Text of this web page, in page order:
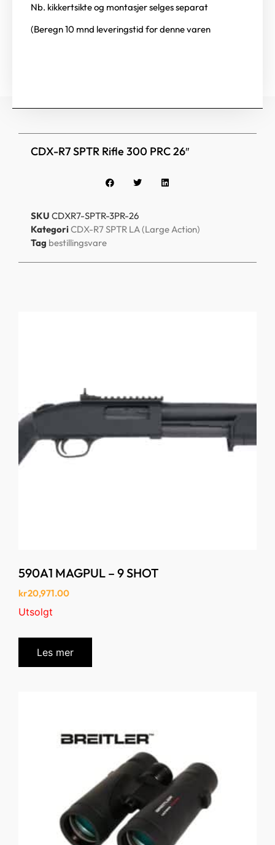
Nb. kikkertsikte og montasjer selges separat
(Beregn 10 mnd leveringstid for denne varen
CDX-R7 SPTR Rifle 300 PRC 26″
SKU CDXR7-SPTR-3PR-26
KategoriCDX-R7 SPTR LA (Large Action)
Tag bestillingsvare
590A1 MAGPUL – 9 SHOT
kr20,971.00
Utsolgt
Les mer